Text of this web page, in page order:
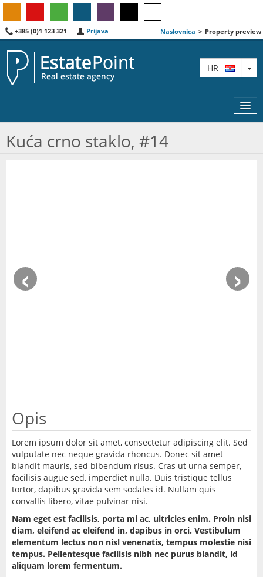
+385 (0)1 123 321 Prijava Naslovnica > Property preview
HR
Kuća crno staklo, #14
‹ ›
Opis
Lorem ipsum dolor sit amet, consectetur adipiscing elit. Sed
vulputate nec neque gravida rhoncus. Donec sit amet
blandit mauris, sed bibendum risus. Cras ut urna semper,
facilisis augue sed, imperdiet nulla. Duis tristique tellus
tortor, dapibus gravida sem sodales id. Nullam quis
convallis libero, vitae pulvinar nisi.
Nam eget est facilisis, porta mi ac, ultricies enim. Proin nisi
diam, eleifend ac eleifend in, dapibus in orci. Vestibulum
elementum lectus non nisl venenatis, tempus molestie nisi
tempus. Pellentesque facilisis nibh nec purus blandit, id
aliquam lorem fermentum.